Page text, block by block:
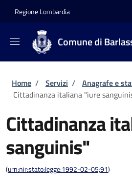
Regione Lombardia
Comune di
Briciole di pane
Home / Servizi / Anagrafe e
Cittadinanza italiana "iure
Cittadinanza
sanguinis"
(urn:nir:stato:legge:1992-02-05;91)